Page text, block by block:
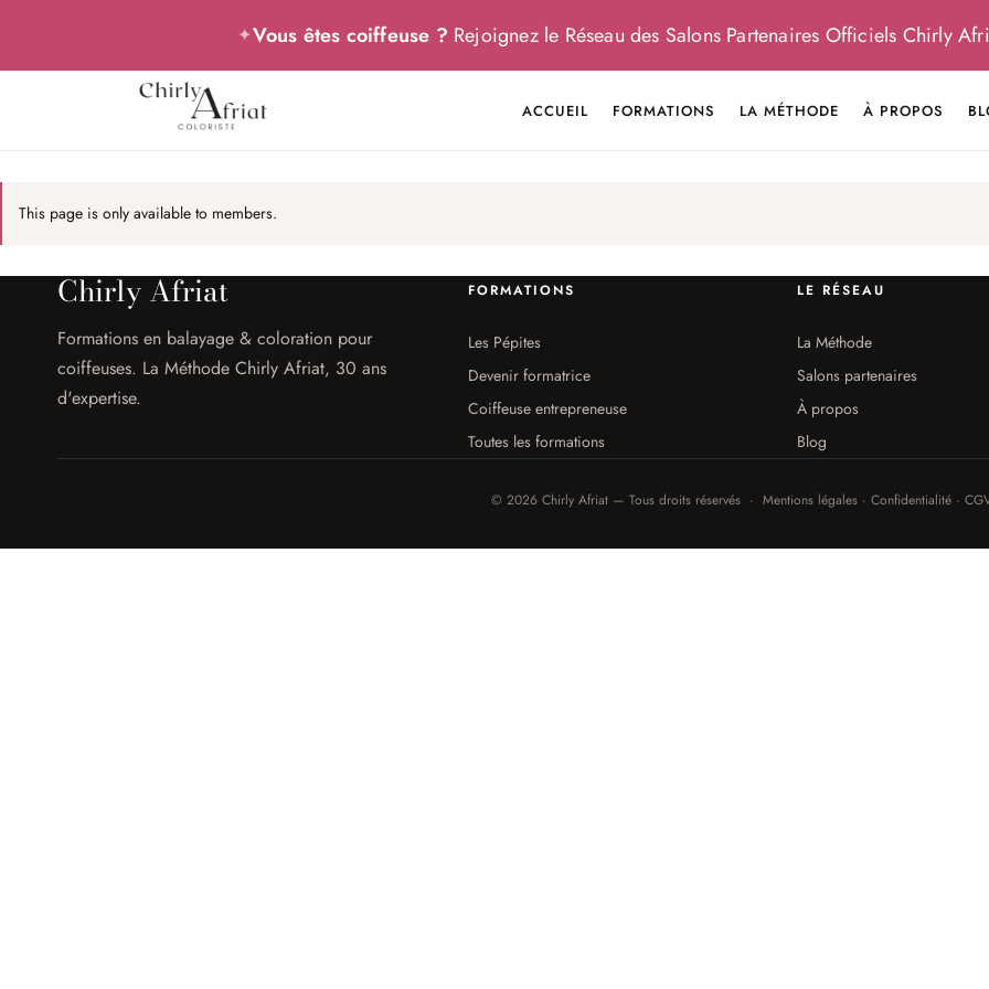
✦Vous êtes coiffeuse ? Rejoignez le Réseau des Salons Partenaires Officiels Chirly
ACCUEIL FORMATIONS LA MÉTHODE À PROPOS
This page is only available to members.
Chirly Afriat
Formations en balayage & coloration pour
coiffeuses. La Méthode Chirly Afriat, 30 ans
d'expertise.
FORMATIONS
Les Pépites
Devenir formatrice
Coiffeuse entrepreneuse
Toutes les formations
LE RÉSEAU
La Méthode
Salons partenaires
À propos
Blog
© 2026 Chirly Afriat — Tous droits réservés · Mentions légales · Confidentialité ·